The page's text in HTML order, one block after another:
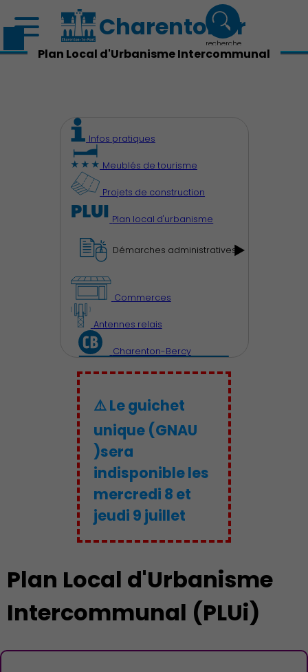
Charenton.fr
recherche
Plan Local d'Urbanisme Intercommunal
Infos pratiques
Meublés de tourisme
Projets de construction
Plan local d'urbanisme
Démarches administratives
Commerces
Antennes relais
Charenton-Bercy
⚠️ Le guichet
unique (GNAU
)sera
indisponible les
mercredi 8 et
jeudi 9 juillet
Plan Local d'Urbanisme
Intercommunal (PLUi)